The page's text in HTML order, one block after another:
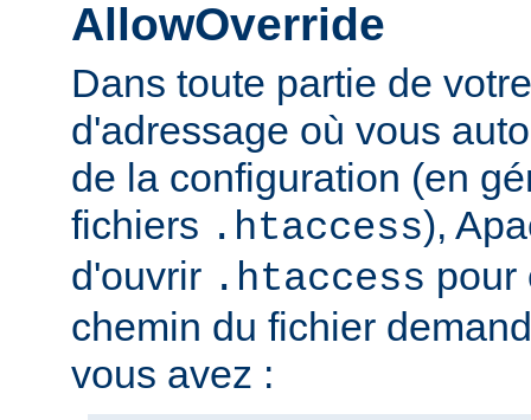
AllowOverride
Dans toute partie de
d'adressage où vous
de la configuration (en
fichiers .htaccess),
d'ouvrir .htaccess pour
chemin du fichier
vous avez :